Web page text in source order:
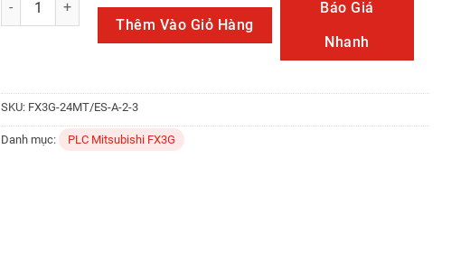
Thêm Vào Giỏ Hàng
Báo Giá
Nhanh
SKU: FX3G-24MT/ES-A-2-3
Danh mục: PLC Mitsubishi FX3G